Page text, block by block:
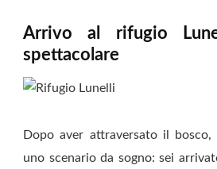
Arrivo al rifugio
spettacolare
Dopo aver attraversato il
uno scenario da sogno: sei